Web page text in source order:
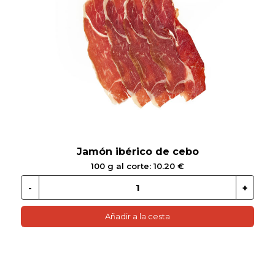
Jamón ibérico de cebo
100 g al corte: 10.20 €
Añadir a la cesta